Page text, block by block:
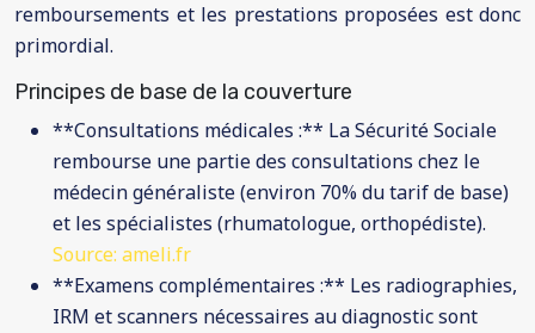
remboursements et les prestations proposées est donc
primordial.
Principes de base de la couverture
**Consultations médicales :** La Sécurité Sociale
rembourse une partie des consultations chez le
médecin généraliste (environ 70% du tarif de base)
et les spécialistes (rhumatologue, orthopédiste).
Source: ameli.fr
**Examens complémentaires :** Les radiographies,
IRM et scanners nécessaires au diagnostic sont